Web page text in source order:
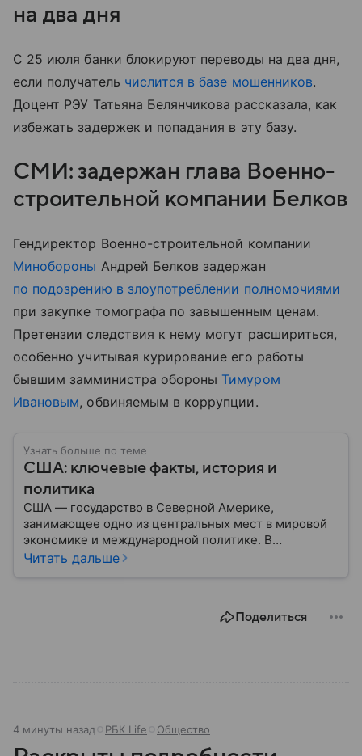
на два дня
С 25 июля банки блокируют переводы на два дня,
если получатель числится в базе мошенников.
Доцент РЭУ Татьяна Белянчикова рассказала, как
избежать задержек и попадания в эту базу.
СМИ: задержан глава Военно-
строительной компании Белков
Гендиректор Военно-строительной компании
Минобороны Андрей Белков задержан
по подозрению в злоупотреблении полномочиями
при закупке томографа по завышенным ценам.
Претензии следствия к нему могут расшириться,
особенно учитывая курирование его работы
бывшим замминистра обороны Тимуром
Ивановым, обвиняемым в коррупции.
Узнать больше по теме
США: ключевые факты, история и
политика
США — государство в Северной Америке,
занимающее одно из центральных мест в мировой
экономике и международной политике. В
материале — основные сведения об этой стране.
Читать дальше
Поделиться
4 минуты назад РБК Life Общество